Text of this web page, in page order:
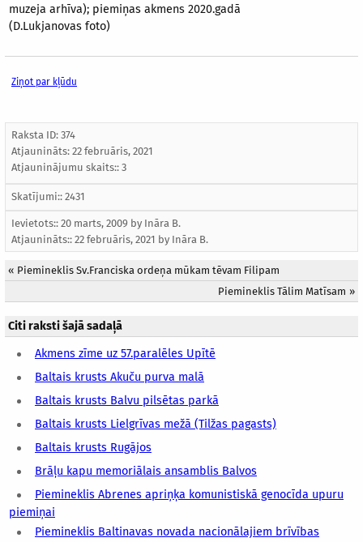
muzeja arhīva); piemiņas akmens 2020.gadā
(D.Lukjanovas foto)
Ziņot par kļūdu
Raksta ID: 374
Atjaunināts: 22 februāris, 2021
Atjauninājumu skaits:: 3
Skatījumi:: 2431
Ievietots:: 20 marts, 2009 by Ināra B.
Atjaunināts:: 22 februāris, 2021 by Ināra B.
« Piemineklis Sv.Franciska ordeņa mūkam tēvam Filipam
Piemineklis Tālim Matīsam »
Citi raksti šajā sadaļā
Akmens zīme uz 57.paralēles Upītē
Baltais krusts Akuču purva malā
Baltais krusts Balvu pilsētas parkā
Baltais krusts Lielgrīvas mežā (Tilžas pagasts)
Baltais krusts Rugājos
Brāļu kapu memoriālais ansamblis Balvos
Piemineklis Abrenes apriņķa komunistiskā genocīda upuru
piemiņai
Piemineklis Baltinavas novada nacionālajiem brīvības